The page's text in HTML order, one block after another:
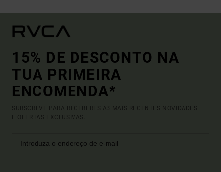
15% DE DESCONTO NA
TUA PRIMEIRA
ENCOMENDA*
SUBSCREVE PARA RECEBERES AS MAIS RECENTES NOVIDADES
E OFERTAS EXCLUSIVAS.